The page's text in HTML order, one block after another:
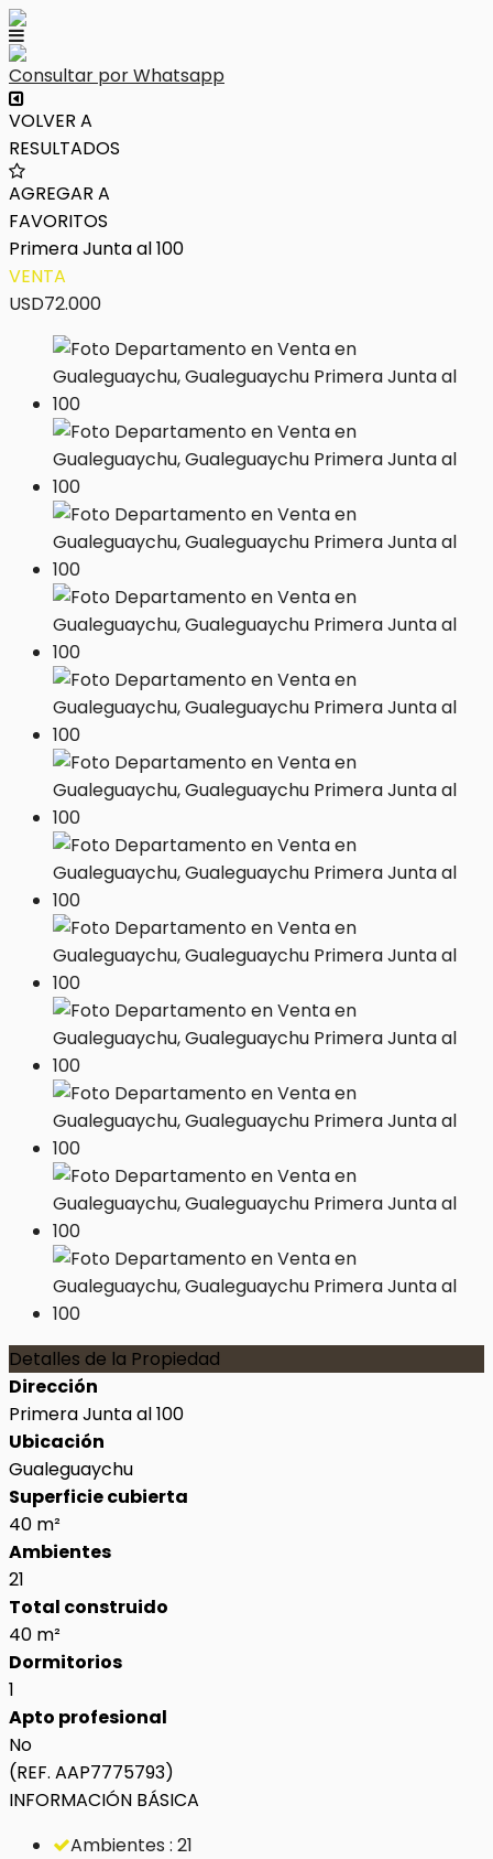
Consultar por Whatsapp
VOLVER A
RESULTADOS
AGREGAR A
FAVORITOS
Primera Junta al 100
VENTA
USD72.000
Detalles de la Propiedad
Dirección
Primera Junta al 100
Ubicación
Gualeguaychu
Superficie cubierta
40 m²
Ambientes
21
Total construido
40 m²
Dormitorios
1
Apto profesional
No
(REF. AAP7775793)
INFORMACIÓN BÁSICA
Ambientes : 21